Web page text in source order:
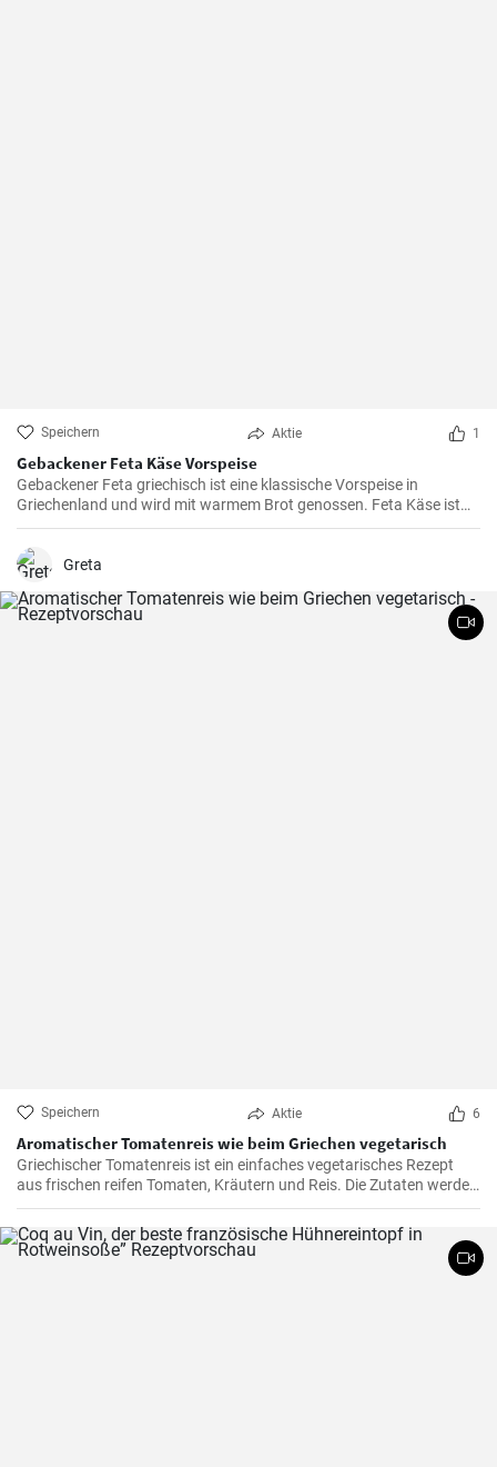
Speichern Aktie 1
Gebackener Feta Käse Vorspeise
Gebackener Feta griechisch ist eine klassische Vorspeise in
Griechenland und wird mit warmem Brot genossen. Feta Käse ist
aus Schafsmilch und schmeckt pikant aber nicht zu salzig .
Gebackener Feta im Ofen ist besonders köstlich. Probieren sie es
aus.
Greta
Speichern Aktie 6
Aromatischer Tomatenreis wie beim Griechen vegetarisch
Griechischer Tomatenreis ist ein einfaches vegetarisches Rezept
aus frischen reifen Tomaten, Kräutern und Reis. Die Zutaten werden
zusammen gekocht und als vegetarische Hauptspeise zu Brot oder
Fetakäse genossen. Schnell und einfach zubereitet.